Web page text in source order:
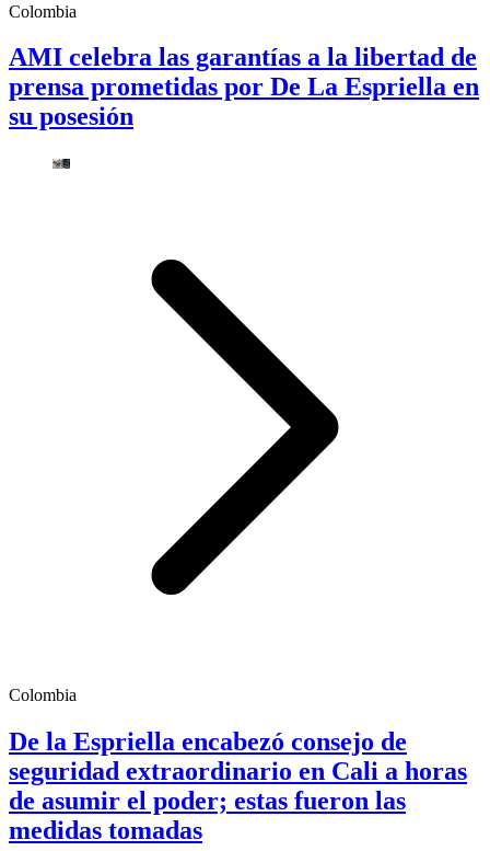
Colombia
AMI celebra las garantías a la libertad de
prensa prometidas por De La Espriella en
su posesión
Colombia
De la Espriella encabezó consejo de
seguridad extraordinario en Cali a horas
de asumir el poder; estas fueron las
medidas tomadas